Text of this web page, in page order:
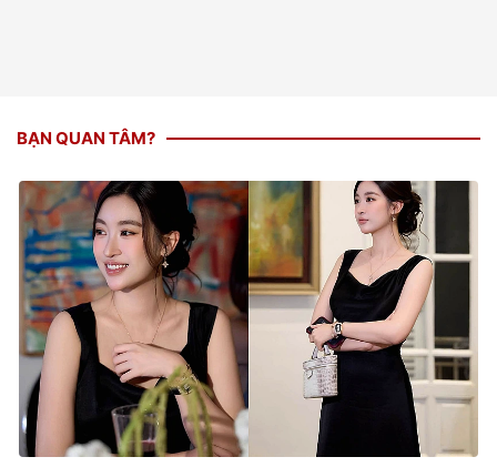
BẠN QUAN TÂM?